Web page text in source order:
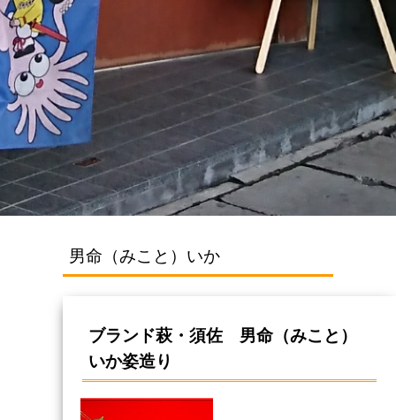
男命（みこと）いか
ブランド萩・須佐 男命（みこと）
いか姿造り